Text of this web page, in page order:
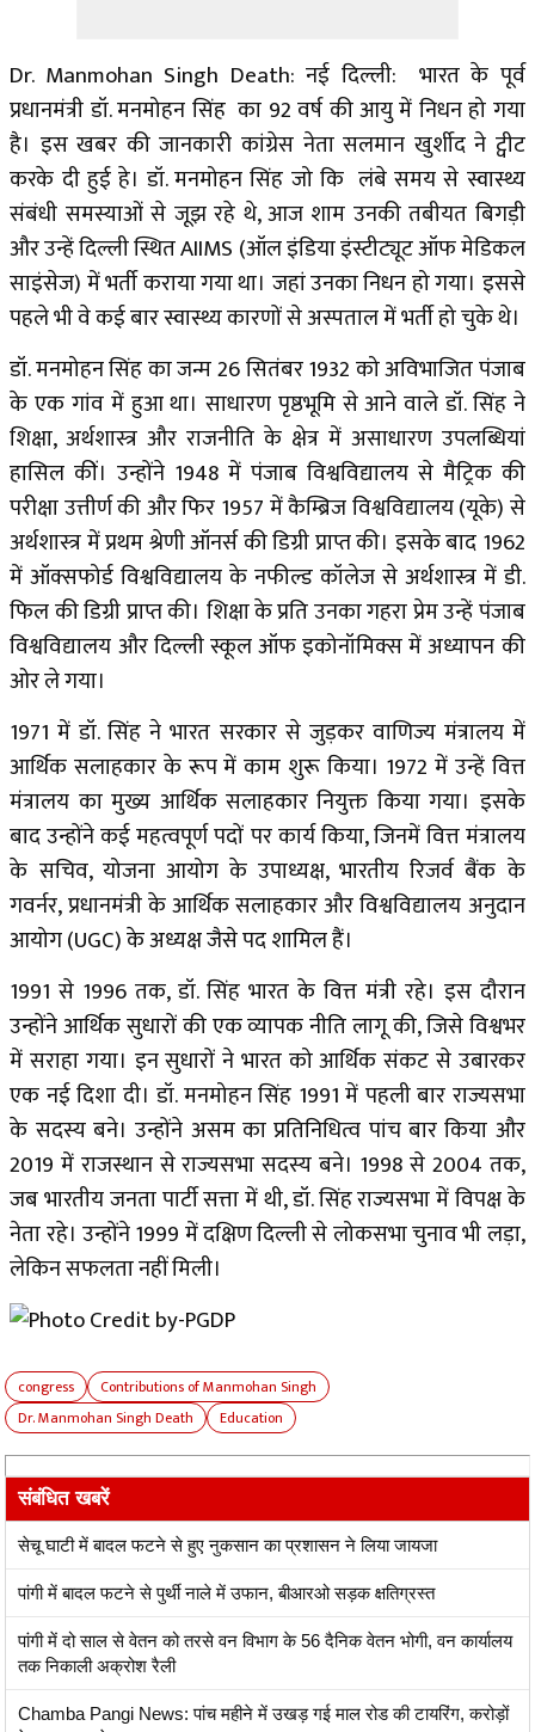
Dr. Manmohan Singh Death: नई दिल्ली: भारत के पूर्व
प्रधानमंत्री डॉ. मनमोहन सिंह का 92 वर्ष की आयु में निधन हो गया
है। इस खबर की जानकारी कांग्रेस नेता सलमान खुर्शीद ने ट्वीट
करके दी हुई हे। डॉ. मनमोहन सिंह जो कि लंबे समय से स्वास्थ्य
संबंधी समस्याओं से जूझ रहे थे, आज शाम उनकी तबीयत बिगड़ी
और उन्हें दिल्ली स्थित AIIMS (ऑल इंडिया इंस्टीट्यूट ऑफ मेडिकल
साइंसेज) में भर्ती कराया गया था। जहां उनका निधन हो गया। इससे
पहले भी वे कई बार स्वास्थ्य कारणों से अस्पताल में भर्ती हो चुके थे।
डॉ. मनमोहन सिंह का जन्म 26 सितंबर 1932 को अविभाजित पंजाब
के एक गांव में हुआ था। साधारण पृष्ठभूमि से आने वाले डॉ. सिंह ने
शिक्षा, अर्थशास्त्र और राजनीति के क्षेत्र में असाधारण उपलब्धियां
हासिल कीं। उन्होंने 1948 में पंजाब विश्वविद्यालय से मैट्रिक की
परीक्षा उत्तीर्ण की और फिर 1957 में कैम्ब्रिज विश्वविद्यालय (यूके) से
अर्थशास्त्र में प्रथम श्रेणी ऑनर्स की डिग्री प्राप्त की। इसके बाद 1962
में ऑक्सफोर्ड विश्वविद्यालय के नफील्ड कॉलेज से अर्थशास्त्र में डी.
फिल की डिग्री प्राप्त की। शिक्षा के प्रति उनका गहरा प्रेम उन्हें पंजाब
विश्वविद्यालय और दिल्ली स्कूल ऑफ इकोनॉमिक्स में अध्यापन की
ओर ले गया।
1971 में डॉ. सिंह ने भारत सरकार से जुड़कर वाणिज्य मंत्रालय में
आर्थिक सलाहकार के रूप में काम शुरू किया। 1972 में उन्हें वित्त
मंत्रालय का मुख्य आर्थिक सलाहकार नियुक्त किया गया। इसके
बाद उन्होंने कई महत्वपूर्ण पदों पर कार्य किया, जिनमें वित्त मंत्रालय
के सचिव, योजना आयोग के उपाध्यक्ष, भारतीय रिजर्व बैंक के
गवर्नर, प्रधानमंत्री के आर्थिक सलाहकार और विश्वविद्यालय अनुदान
आयोग (UGC) के अध्यक्ष जैसे पद शामिल हैं।
1991 से 1996 तक, डॉ. सिंह भारत के वित्त मंत्री रहे। इस दौरान
उन्होंने आर्थिक सुधारों की एक व्यापक नीति लागू की, जिसे विश्वभर
में सराहा गया। इन सुधारों ने भारत को आर्थिक संकट से उबारकर
एक नई दिशा दी। डॉ. मनमोहन सिंह 1991 में पहली बार राज्यसभा
के सदस्य बने। उन्होंने असम का प्रतिनिधित्व पांच बार किया और
2019 में राजस्थान से राज्यसभा सदस्य बने। 1998 से 2004 तक,
जब भारतीय जनता पार्टी सत्ता में थी, डॉ. सिंह राज्यसभा में विपक्ष के
नेता रहे। उन्होंने 1999 में दक्षिण दिल्ली से लोकसभा चुनाव भी लड़ा,
लेकिन सफलता नहीं मिली।
congress
Contributions of Manmohan Singh
Dr. Manmohan Singh Death
Education
संबंधित खबरें
सेचू घाटी में बादल फटने से हुए नुकसान का प्रशासन ने लिया जायजा
पांगी में बादल फटने से पुर्थी नाले में उफान, बीआरओ सड़क क्षतिग्रस्त
पांगी में दो साल से वेतन को तरसे वन विभाग के 56 दैनिक वेतन भोगी, वन कार्यालय
तक निकाली अक्रोश रैली
Chamba Pangi News: पांच महीने में उखड़ गई माल रोड की टायरिंग, करोड़ों